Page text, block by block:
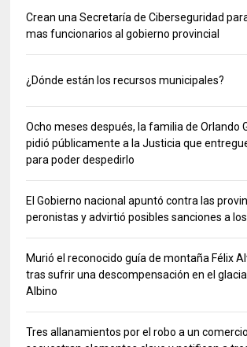
Crean una Secretaría de Ciberseguridad
mas funcionarios al gobierno provincial
¿Dónde están los recursos municipales?
Ocho meses después, la familia de Orlando
pidió públicamente a la Justicia que
para poder despedirlo
El Gobierno nacional apuntó contra las
peronistas y advirtió posibles sanciones a
Murió el reconocido guía de montaña Félix
tras sufrir una descompensación en el
Albino
Tres allanamientos por el robo a un